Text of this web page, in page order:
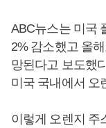
ABC뉴스는 미국
2% 감소했고 올
망된다고 보도했
미국 국내에서 오
이렇게 오렌지 주